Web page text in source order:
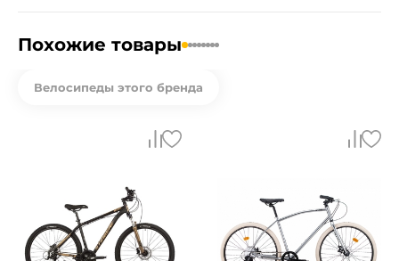
Похожие товары
Велосипеды этого бренда